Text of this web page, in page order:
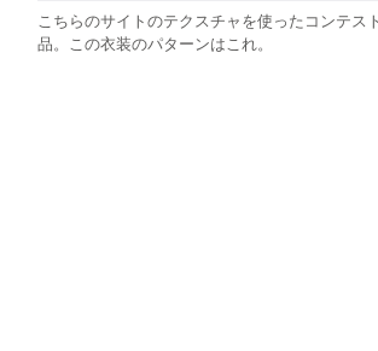
こちらのサイトのテクスチャを使ったコンテス
品。この衣装のパターンはこれ。